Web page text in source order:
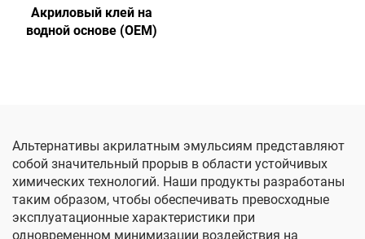
Акриловый клей на
водной основе (OEM)
Альтернативы акрилатным эмульсиям представляют
собой значительный прорыв в области устойчивых
химических технологий. Наши продукты разработаны
таким образом, чтобы обеспечивать превосходные
эксплуатационные характеристики при
одновременном минимизации воздействия на